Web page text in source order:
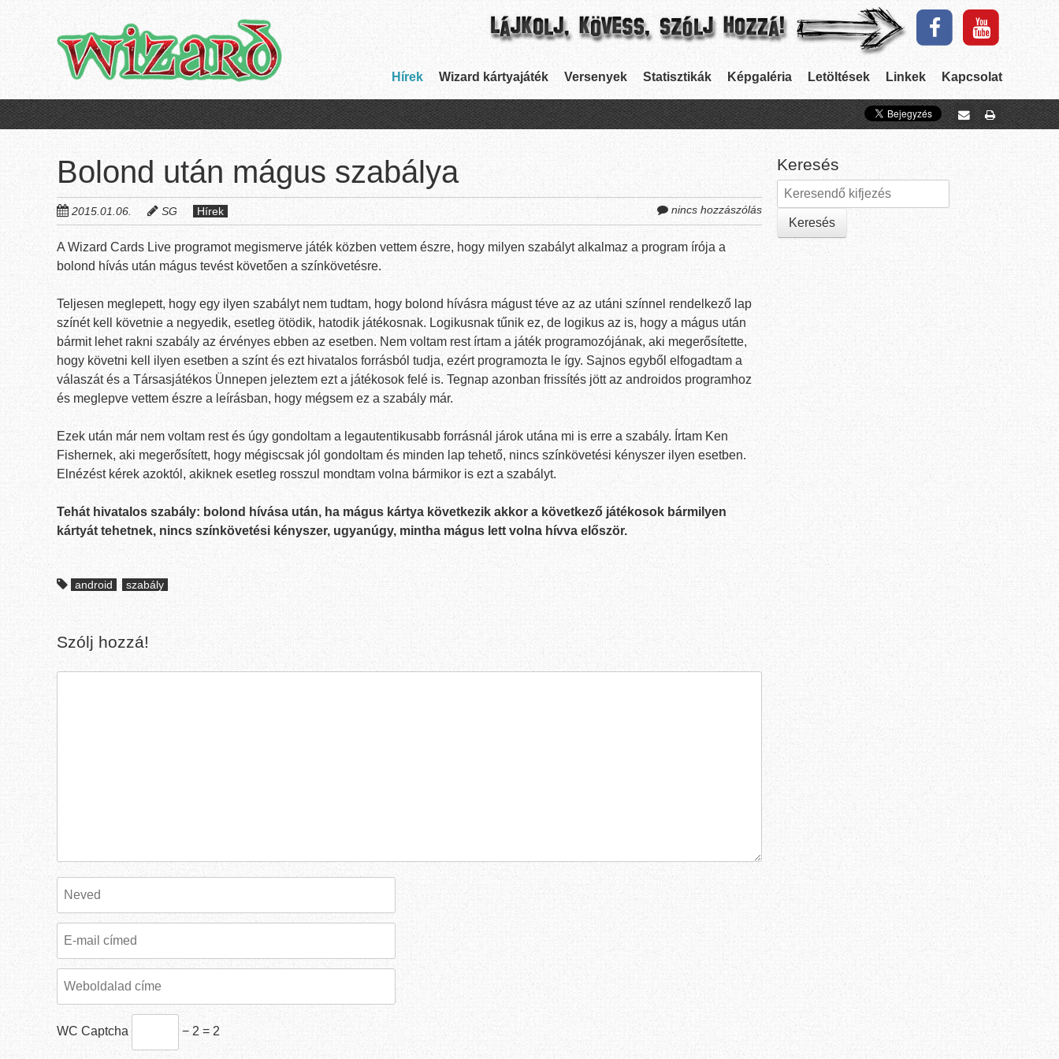
content
Menu
Skip to content
Hírek Wizard kártyajáték Versenyek Statisztikák Képgaléria Letöltések Linkek Kapcsolat
Bolond után mágus szabálya
2015.01.06. SG Hírek nincs hozzászólás
A Wizard Cards Live programot megismerve játék közben vettem észre, hogy milyen szabályt alkalmaz a program írója a
bolond hívás után mágus tevést követően a színkövetésre.
Teljesen meglepett, hogy egy ilyen szabályt nem tudtam, hogy bolond hívásra mágust téve az az utáni színnel rendelkező lap
színét kell követnie a negyedik, esetleg ötödik, hatodik játékosnak. Logikusnak tűnik ez, de logikus az is, hogy a mágus után
bármit lehet rakni szabály az érvényes ebben az esetben. Nem voltam rest írtam a játék programozójának, aki megerősítette,
hogy követni kell ilyen esetben a színt és ezt hivatalos forrásból tudja, ezért programozta le így. Sajnos egyből elfogadtam a
válaszát és a Társasjátékos Ünnepen jeleztem ezt a játékosok felé is. Tegnap azonban frissítés jött az androidos programhoz
és meglepve vettem észre a leírásban, hogy mégsem ez a szabály már.
Ezek után már nem voltam rest és úgy gondoltam a legautentikusabb forrásnál járok utána mi is erre a szabály. Írtam Ken
Fishernek, aki megerősített, hogy mégiscsak jól gondoltam és minden lap tehető, nincs színkövetési kényszer ilyen esetben.
Elnézést kérek azoktól, akiknek esetleg rosszul mondtam volna bármikor is ezt a szabályt.
Tehát hivatalos szabály: bolond hívása után, ha mágus kártya következik akkor a következő játékosok bármilyen
kártyát tehetnek, nincs színkövetési kényszer, ugyanúgy, mintha mágus lett volna hívva először.
android szabály
Szólj hozzá!
WC Captcha − 2 = 2
Keresés